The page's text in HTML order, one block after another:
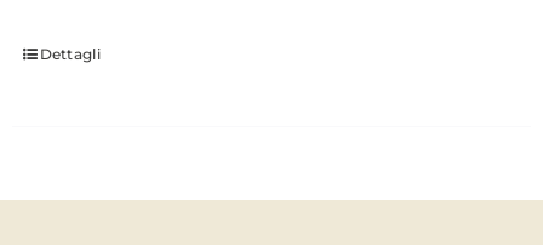
Dettagli